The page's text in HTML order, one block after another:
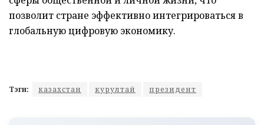
позволит стране эффективно интегрироваться в
глобальную цифровую экономику.
Тэги: казахстан курултай президент